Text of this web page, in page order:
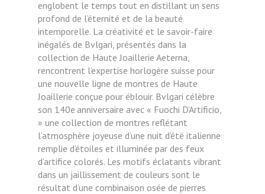
englobent le temps tout en distillant un sens
profond de l’éternité et de la beauté
intemporelle. La créativité et le savoir-faire
inégalés de Bvlgari, présentés dans la
collection de Haute Joaillerie Aeterna,
rencontrent l’expertise horlogère suisse pour
une nouvelle ligne de montres de Haute
Joaillerie conçue pour éblouir. Bvlgari célèbre
son 140e anniversaire avec « Fuochi D’Artificio,
» une collection de montres reflétant
l’atmosphère joyeuse d’une nuit d’été italienne
remplie d’étoiles et illuminée par des feux
d’artifice colorés. Les motifs éclatants vibrant
dans un jaillissement de couleurs sont le
résultat d’une combinaison osée de pierres